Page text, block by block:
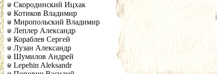
Скородинский Ицхак
Котиков Владимир
Миропольский Владимир
Леплер Александр
Кораблев Сергей
Лузан Александр
Шумилов Андрей
Lepehin Aleksandr